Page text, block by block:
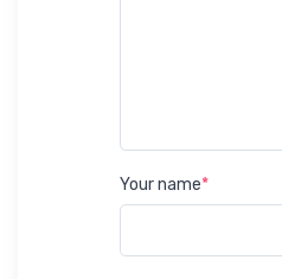
Your name*